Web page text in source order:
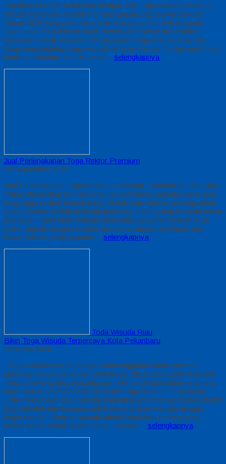
Rayakan Momen Kelulusan dengan Jual Toga Wisuda anak SD
Terbaik Kelulusan adalah momen spesial bagi siswa Sekolah
Dasar (SD) yang perlu dirayakan dengan penuh kebahagiaan.
Salah satu cara terbaik untuk membuat momen ini semakin
berkesan adalah dengan menggunakan toga wisuda anak SD.
Kami menyediakan toga wisuda lengkap dengan harga murah dan
kualitas premium, cocok untuk… selengkapnya
Jual Perlengkapan Toga Rektor Premium
25 September 2025
Jual Perlengkapan Toga Rektor – Lengkap, Berkualitas, dan Siap
Pakai Merayakan momen wisuda tidak hanya sekadar seremoni,
tetapi juga simbol keberhasilan. Salah satu elemen penting dalam
acara wisuda adalah perlengkapan toga rektor yang menjadi pusat
perhatian. Kami hadir sebagai penyedia jual perlengkapan toga
rektor terbaik dengan kualitas premium, desain eksklusif, dan
bahan pilihan yang nyaman… selengkapnya
Toda Wisuda Riau
Bikin Toga Wisuda Terpercaya Kota Pekanbaru
26 Maret 2026
Toga wisuda hemat dengan mutu unggulan untuk momen
kelulusan penuh kenangan WhatsApp: 0812-2282-1060 Wibesite
: https://www.jualtogawisuda.com Klik untuk konsultasi langsung:
https://wa.me/6281222821060 Bikin Toga Wisuda Terpercaya
Kota Pekanbaru Toga wisuda terjangkau kini menjadi solusi efektif
bagi sekolah dan kampus untuk mengadakan wisuda dengan
biaya rendah. Momen wisuda adalah peristiwa penting yang
hanya terjadi sekali dalam hidup. Dengan… selengkapnya